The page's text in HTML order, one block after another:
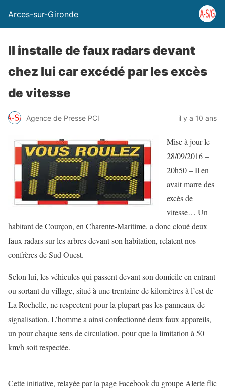
Arces-sur-Gironde
Il installe de faux radars devant
chez lui car excédé par les excès
de vitesse
Agence de Presse PCI il y a 10 ans
Mise à jour le
28/09/2016 –
20h50 – Il en
avait marre des
excès de
vitesse… Un
habitant de Courçon, en Charente-Maritime, a donc cloué deux
faux radars sur les arbres devant son habitation, relatent nos
confrères de Sud Ouest.
Selon lui, les véhicules qui passent devant son domicile en entrant
ou sortant du village, situé à une trentaine de kilomètres à l’est de
La Rochelle, ne respectent pour la plupart pas les panneaux de
signalisation. L’homme a ainsi confectionné deux faux appareils,
un pour chaque sens de circulation, pour que la limitation à 50
km/h soit respectée.
Cette initiative, relayée par la page Facebook du groupe Alerte flic